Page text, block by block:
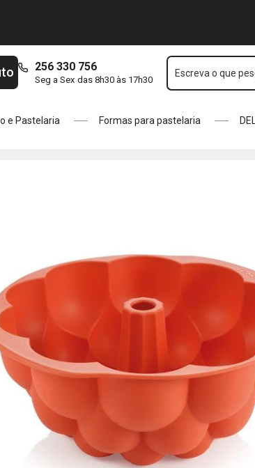
256 330 756
Seg a Sex das 8h30 às 17h30
Escreva o que
e Pastelaria Formas para pastelaria